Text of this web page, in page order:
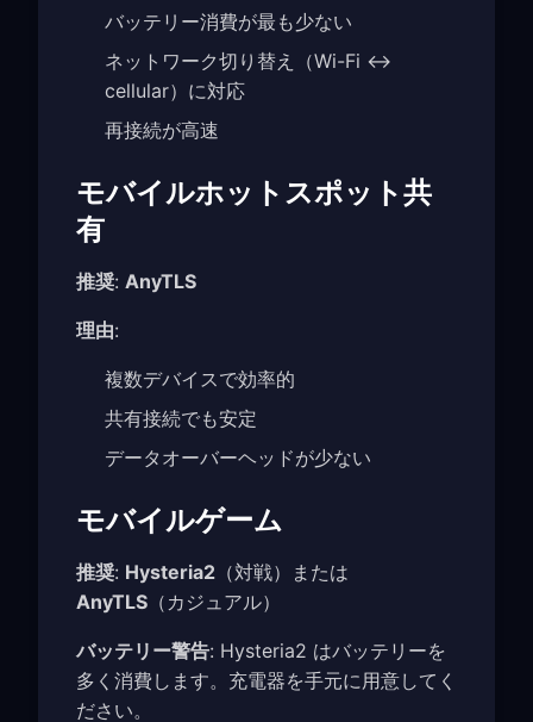
バッテリー消費が最も少ない
ネットワーク切り替え（Wi-Fi ↔
cellular）に対応
再接続が高速
モバイルホットスポット共
有
推奨: AnyTLS
理由:
複数デバイスで効率的
共有接続でも安定
データオーバーヘッドが少ない
モバイルゲーム
推奨: Hysteria2 （対戦）または
AnyTLS （カジュアル）
バッテリー警告: Hysteria2 はバッテリーを
多く消費します。充電器を手元に用意してく
ださい。